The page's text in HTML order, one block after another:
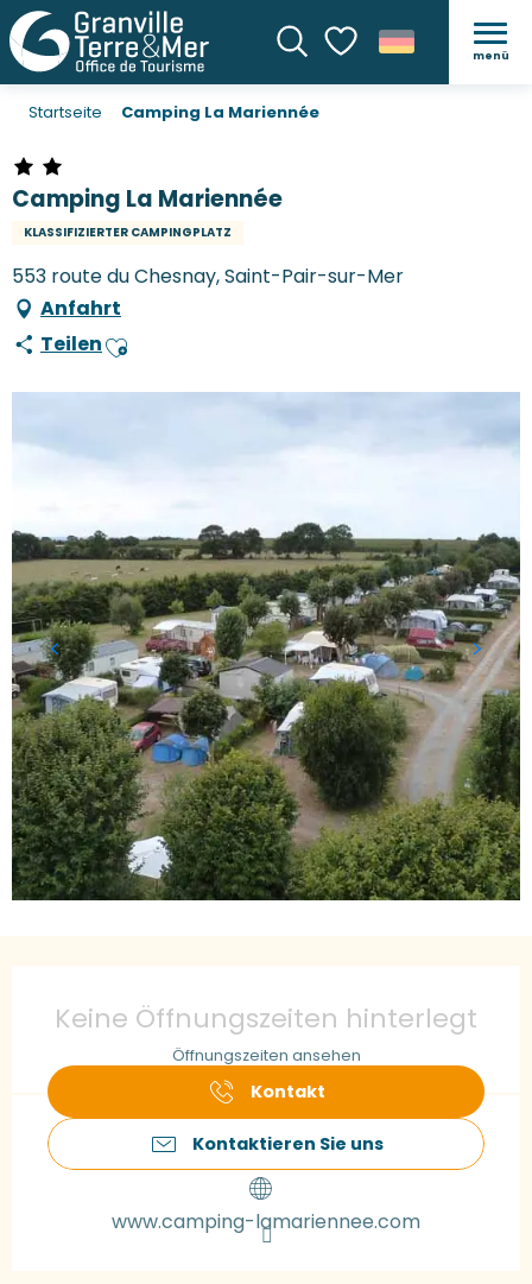
SucheVoir les favoris
menü
Startseite Camping La Mariennée
Camping La Mariennée
KLASSIFIZIERTER CAMPINGPLATZ
553 route du Chesnay, Saint-Pair-sur-Mer
Anfahrt
TeilenAjouter aux favoris
Keine Öffnungszeiten hinterlegt
Öffnungszeiten ansehen
Kontakt
Kontaktieren Sie uns
www.camping-lamariennee.com